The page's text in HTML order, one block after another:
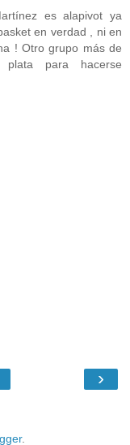
es alapivot ya
en verdad , ni en
! Otro grupo más de
plata para hacerse
›
.